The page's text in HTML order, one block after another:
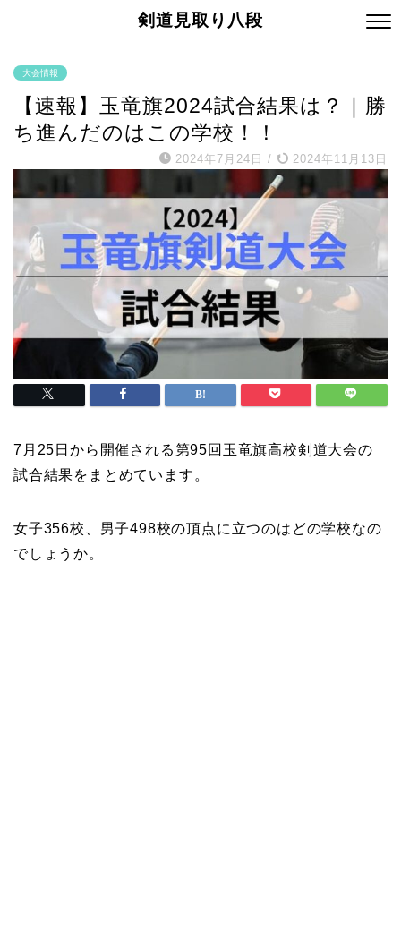
剣道見取り八段
大会情報
【速報】玉竜旗2024試合結果は？｜勝
ち進んだのはこの学校！！
2024年7月24日 / 2024年11月13日
7月25日から開催される第95回玉竜旗高校剣道大会の
試合結果をまとめています。
女子356校、男子498校の頂点に立つのはどの学校なの
でしょうか。